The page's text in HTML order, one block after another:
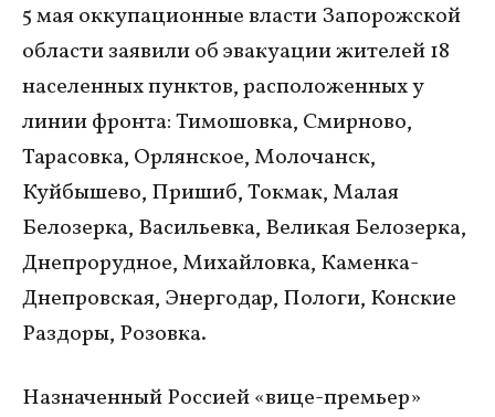
5 мая оккупационные власти Запорожской
области заявили об эвакуации жителей 18
населенных пунктов, расположенных у
линии фронта: Тимошовка, Смирново,
Тарасовка, Орлянское, Молочанск,
Куйбышево, Пришиб, Токмак, Малая
Белозерка, Васильевка, Великая Белозерка,
Днепрорудное, Михайловка, Каменка-
Днепровская, Энергодар, Пологи, Конские
Раздоры, Розовка.
Назначенный Россией «вице-премьер»